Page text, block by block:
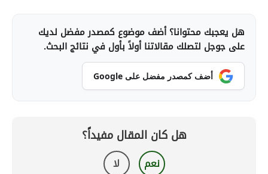
هل يعجبك محتوانا؟ أضف موضوع كمصدر مفضل لديك
على جوجل لتصلك مقالاتنا أولاً بأول في نتائج البحث.
أضف كمصدر مفضل على Google
هل كان المقال مفيداً؟
نعم لا